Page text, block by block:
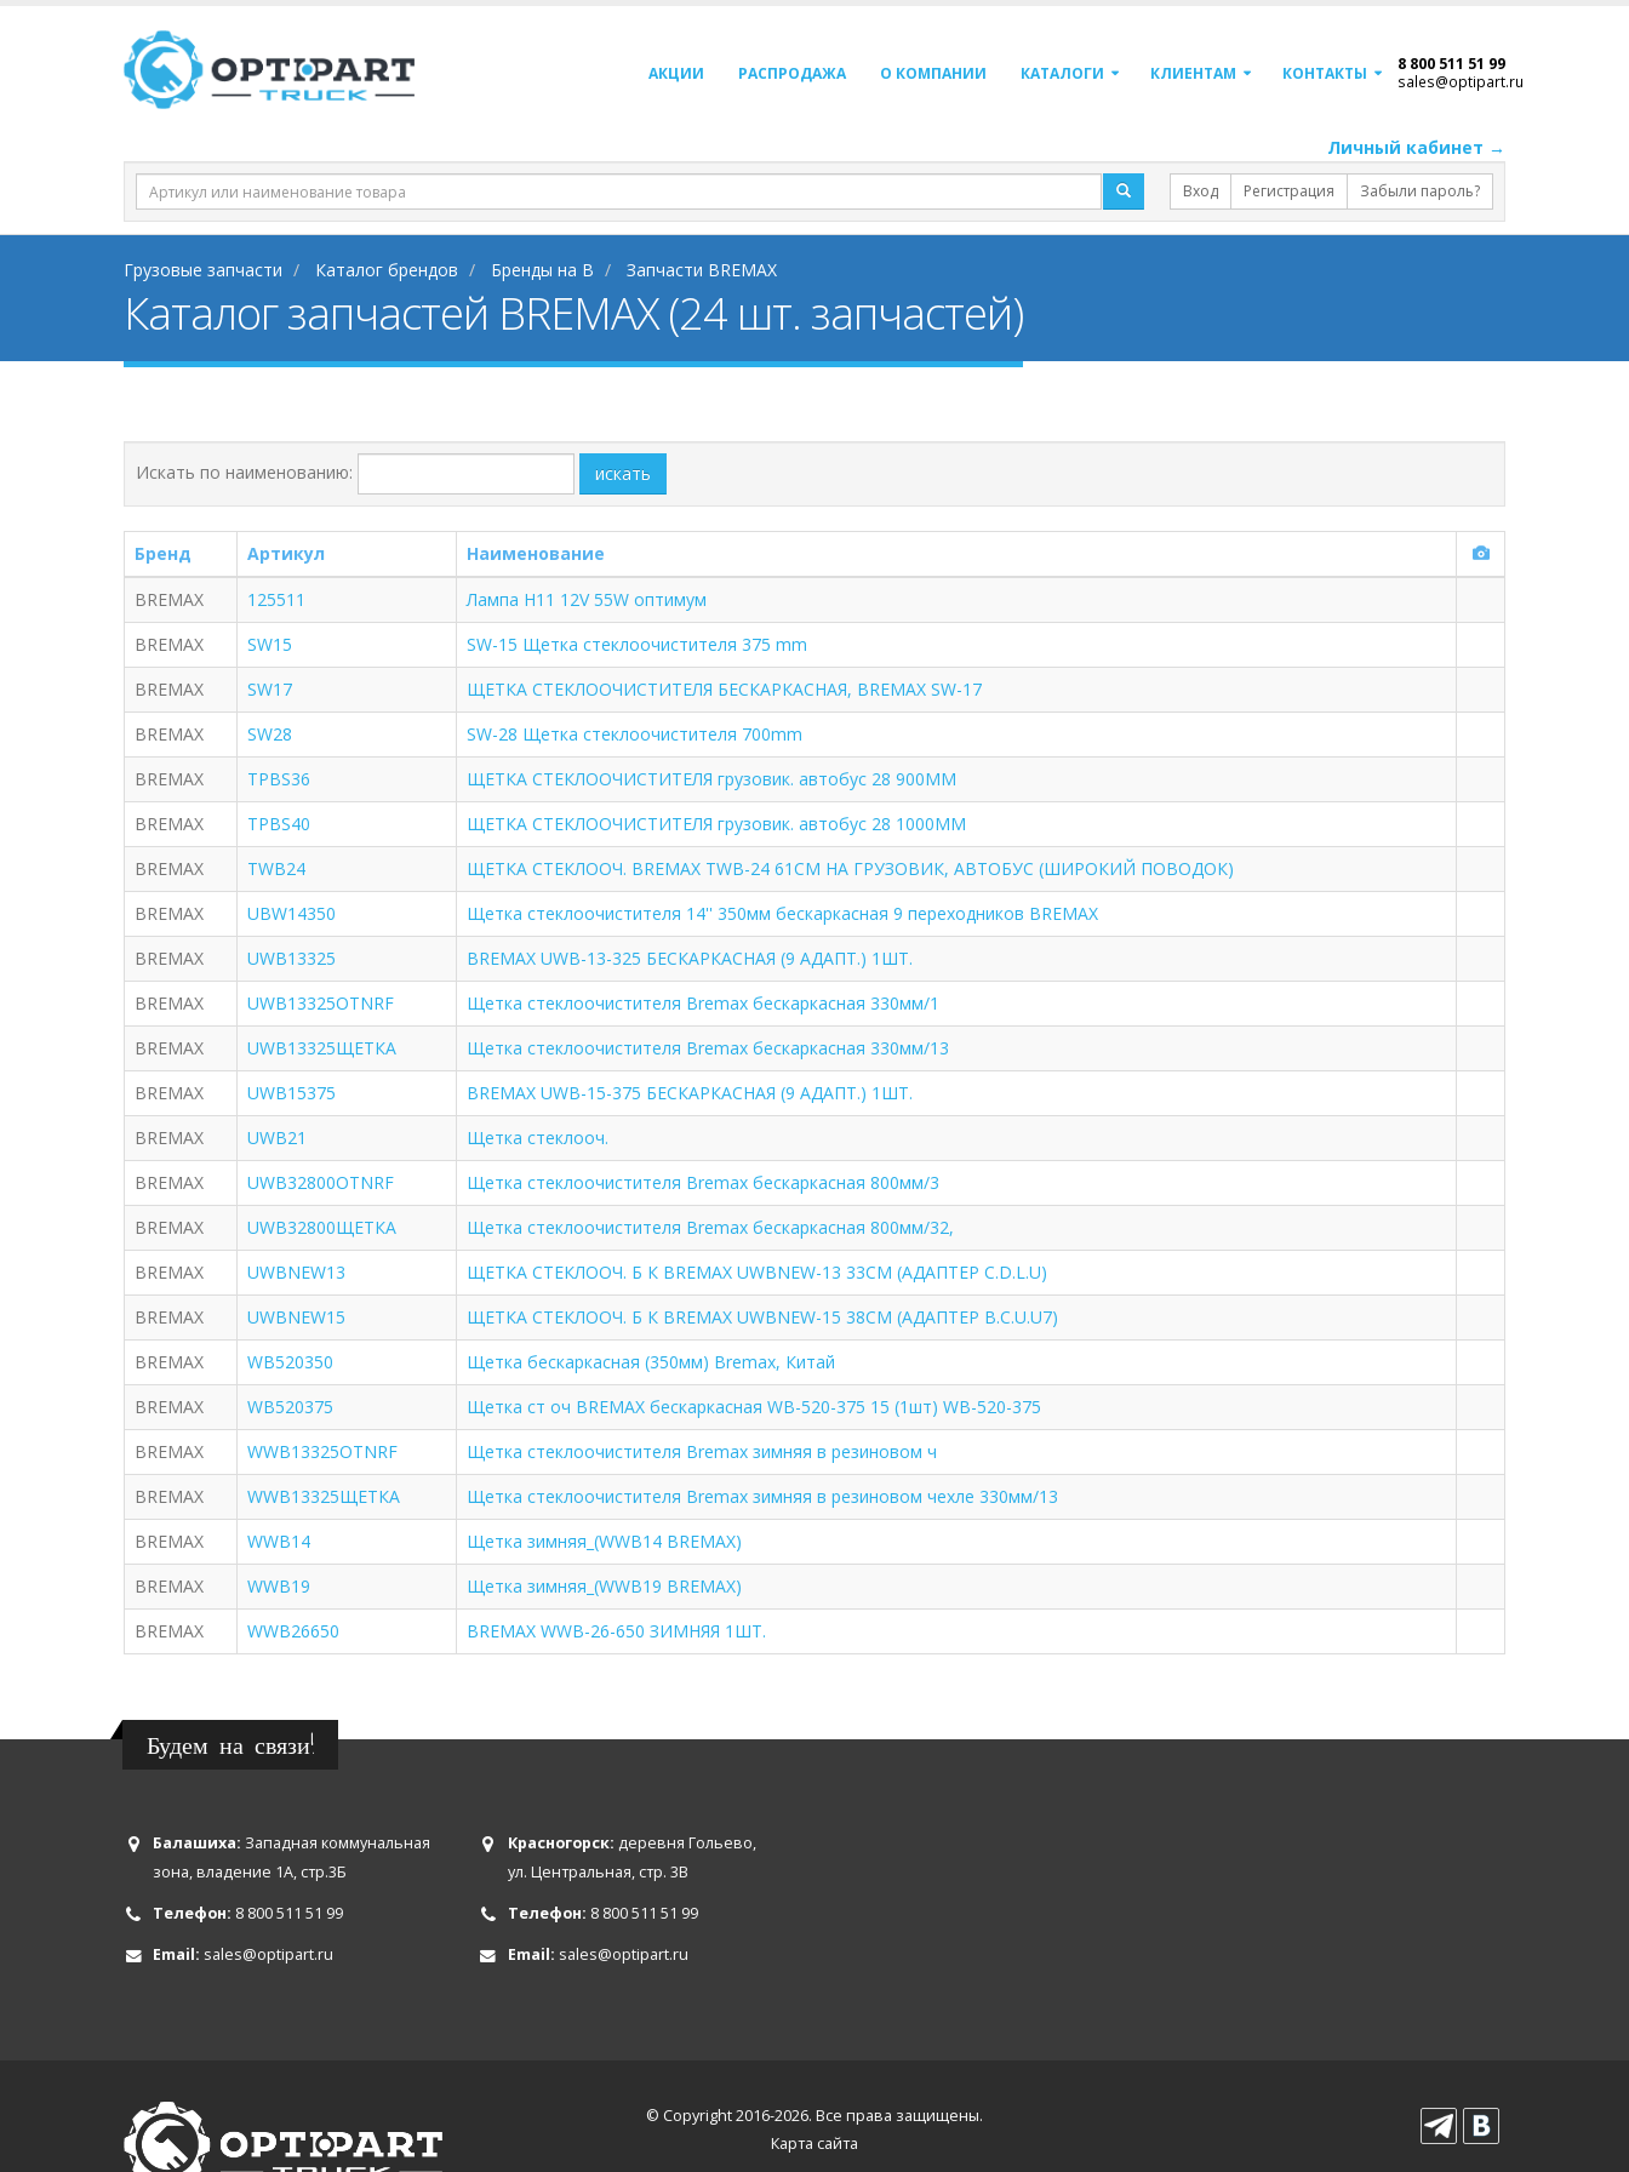
АКЦИИ РАСПРОДАЖА О КОМПАНИИ КАТАЛОГИ КЛИЕНТАМ КОНТАКТЫ 8 800 511 51 99
sales@optipart.ru
Личный кабинет →
Вход Регистрация Забыли пароль?
Грузовые запчасти Каталог брендов Бренды на B Запчасти BREMAX
Каталог запчастей BREMAX (24 шт. запчастей)
Искать по наименованию: искать
Бренд Артикул
Наименование
BREMAX
125511
Лампа H11 12V 55W оптимум
BREMAX
SW15
SW-15 Щетка стеклоочистителя 375 mm
BREMAX
SW17
ЩЕТКА СТЕКЛООЧИСТИТЕЛЯ БЕСКАРКАСНАЯ, BREMAX SW-17
BREMAX
SW28
SW-28 Щетка стеклоочистителя 700mm
BREMAX
TPBS36
ЩЕТКА СТЕКЛООЧИСТИТЕЛЯ грузовик. автобус 28 900MM
BREMAX
TPBS40
ЩЕТКА СТЕКЛООЧИСТИТЕЛЯ грузовик. автобус 28 1000MM
BREMAX
TWB24
ЩЕТКА СТЕКЛООЧ. BREMAX TWB-24 61СМ НА ГРУЗОВИК, АВТОБУС (ШИРОКИЙ ПОВОДОК)
BREMAX
UBW14350
Щетка стеклоочистителя 14'' 350мм бескаркасная 9 переходников BREMAX
BREMAX
UWB13325
BREMAX UWB-13-325 БЕСКАРКАСНАЯ (9 АДАПТ.) 1ШТ.
BREMAX
UWB13325OTNRF
Щетка стеклоочистителя Bremax бескаркасная 330мм/1
BREMAX
UWB13325ЩЕТКА
Щетка стеклоочистителя Bremax бескаркасная 330мм/13
BREMAX
UWB15375
BREMAX UWB-15-375 БЕСКАРКАСНАЯ (9 АДАПТ.) 1ШТ.
BREMAX
UWB21
Щетка стеклооч.
BREMAX
UWB32800OTNRF
Щетка стеклоочистителя Bremax бескаркасная 800мм/3
BREMAX
UWB32800ЩЕТКА
Щетка стеклоочистителя Bremax бескаркасная 800мм/32,
BREMAX
UWBNEW13
ЩЕТКА СТЕКЛООЧ. Б К BREMAX UWBNEW-13 33СМ (АДАПТЕР C.D.L.U)
BREMAX
UWBNEW15
ЩЕТКА СТЕКЛООЧ. Б К BREMAX UWBNEW-15 38СМ (АДАПТЕР B.C.U.U7)
BREMAX
WB520350
Щетка бескаркасная (350мм) Bremax, Китай
BREMAX
WB520375
Щетка ст оч BREMAX бескаркасная WB-520-375 15 (1шт) WB-520-375
BREMAX
WWB13325OTNRF
Щетка стеклоочистителя Bremax зимняя в резиновом ч
BREMAX
WWB13325ЩЕТКА
Щетка стеклоочистителя Bremax зимняя в резиновом чехле 330мм/13
BREMAX
WWB14
Щетка зимняя_(WWB14 BREMAX)
BREMAX
WWB19
Щетка зимняя_(WWB19 BREMAX)
BREMAX
WWB26650 BREMAX WWB-26-650 ЗИМНЯЯ 1ШТ.
Будем на связи!
Балашиха: Западная коммунальная
зона, владение 1А, стр.3Б
Телефон: 8 800 511 51 99
Email: sales@optipart.ru
Красногорск: деревня Гольево,
ул. Центральная, стр. 3В
Телефон: 8 800 511 51 99
Email: sales@optipart.ru
© Copyright 2016-2026. Все права защищены.
Карта сайта